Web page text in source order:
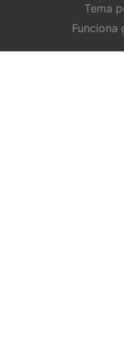
Tema
Funciona